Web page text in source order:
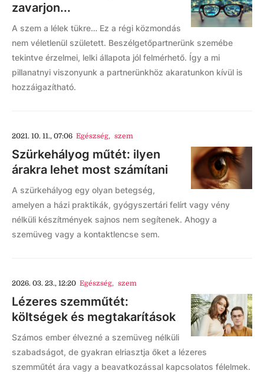
zavarjon...
A szem a lélek tükre… Ez a régi közmondás
nem véletlenül született. Beszélgetőpartnerünk szemébe
tekintve érzelmei, lelki állapota jól felmérhető. Így a mi
pillanatnyi viszonyunk a partnerünkhöz akaratunkon kívül is
hozzáigazítható.
2021. 10. 11., 07:06 Egészség, szem
Szürkehályog műtét: ilyen
árakra lehet most számítani
A szürkehályog egy olyan betegség,
amelyen a házi praktikák, gyógyszertári felírt vagy vény
nélküli készítmények sajnos nem segítenek. Ahogy a
szemüveg vagy a kontaktlencse sem.
2026. 03. 23., 12:20 Egészség, szem
Lézeres szemműtét:
költségek és megtakarítások
Számos ember élvezné a szemüveg nélküli
szabadságot, de gyakran elriasztja őket a lézeres
szemműtét ára vagy a beavatkozással kapcsolatos félelmek.